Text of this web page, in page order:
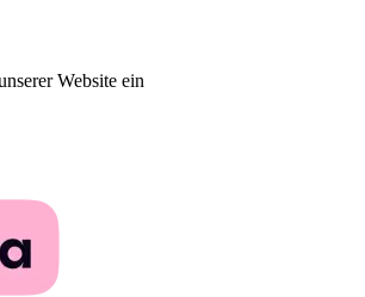
Website ein